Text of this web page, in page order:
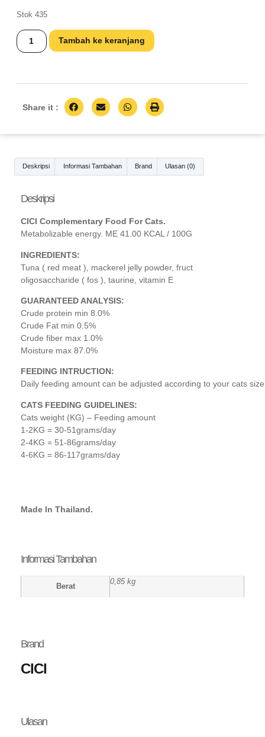
Stok 435
Tambah ke keranjang
Share it :
Deskripsi Informasi Tambahan Brand Ulasan (0)
Deskripsi
CICI Complementary Food For Cats.
Metabolizable energy. ME 41.00 KCAL / 100G
INGREDIENTS:
Tuna ( red meat ), mackerel jelly powder, fruct
oligosaccharide ( fos ), taurine, vitamin E
GUARANTEED ANALYSIS:
Crude protein min 8.0%
Crude Fat min 0.5%
Crude fiber max 1.0%
Moisture max 87.0%
FEEDING INTRUCTION:
Daily feeding amount can be adjusted according to your cats
CATS FEEDING GUIDELINES:
Cats weight (KG) – Feeding amount
1-2KG = 30-51grams/day
2-4KG = 51-86grams/day
4-6KG = 86-117grams/day
Made In Thailand.
Informasi Tambahan
Berat
0,85 kg
Brand
CICI
Ulasan